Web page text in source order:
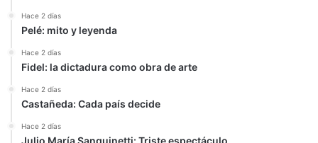
Hace 2 días
Pelé: mito y leyenda
Hace 2 días
Fidel: la dictadura como obra de arte
Hace 2 días
Castañeda: Cada país decide
Hace 2 días
Julio María Sanguinetti: Triste espectáculo